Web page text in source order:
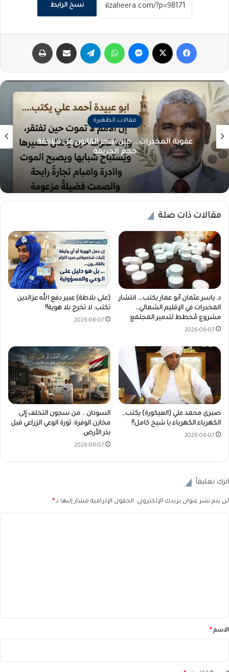
نسخ الرابط
فيسبوك ماسنجر واتساب تيلقرام مشاركة عبر البريد
مقالات الظهيرة
عقوبة المخدرات… حين يعجز القانون عن ملاحقة
حجم الجريمة
مقالات ذات صلة
د. ياسر عثمان أبو عمار يكتب…. انتشار
المخدرات في الإقليم الشمالي…
مشروع مُخطط لتدمير المجتمع
2026-08-07
(على بلاطة) عبير دفع الله عزالدين
تكتب: لا تخرج بلا هوية!!
2026-08-07
صبرى محمد علي (العيكورة) يكتب…
الكهرباء الكهرباء يا شيخ كامل!!
2026-08-07
السودان .. من سجون التخلف إلى
مخازن الوفرة: ثورة الوعي الزراعي قبل
بذر الأرض
2026-08-07
اترك تعليقاً
لن يتم نشر عنوان بريدك الإلكتروني. الحقول الإلزامية مشار إليها بـ*
*الاسم*